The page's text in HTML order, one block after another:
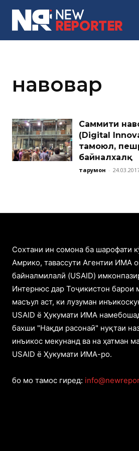
навовар
Саммити
(Digital
тамоюл,
байналхалқӣ
тарҷумон -
Cохтани ин сомона ба шарофати
Амрико, тавассути Агентии ИМА
байналмилалӣ (USAID)
Интернюс дар Тоҷикистон барои
масъул аст, ки лузуман
USAID ё Ҳукумати ИМА
бахши "Нақди расонаӣ" нуқтаи
инъикос мекунанд ва на ҳатман
USAID ё Ҳукумати ИМА-ро.
бо мо тамос гиред: